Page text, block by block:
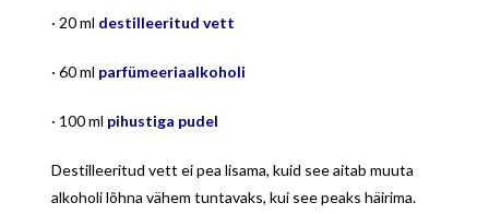
· 20 ml destilleeritud vett
· 60 ml parfümeeriaalkoholi
· 100 ml pihustiga pudel
Destilleeritud vett ei pea lisama, kuid see aitab muuta
alkoholi lõhna vähem tuntavaks, kui see peaks häirima.